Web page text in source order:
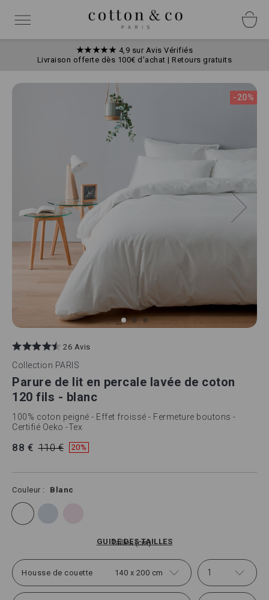
contenu
Basculer
★★★★★ 4,9 sur Avis Vérifiés
Livraison offerte dès 100€ d'achat | Retours gratuits
26 Avis
Collection PARIS
Parure de lit en percale lavée de coton
120 fils - blanc
100% coton peigné - Effet froissé - Fermeture boutons -
Certifié Oeko -Tex
88 € 110 € 20%
Couleur Blanc
Tailles (cm)
GUIDE DES TAILLES
Housse de couette 140 x 200 cm 1
Skip
-20%
to
the
beginning
the
images
gallery